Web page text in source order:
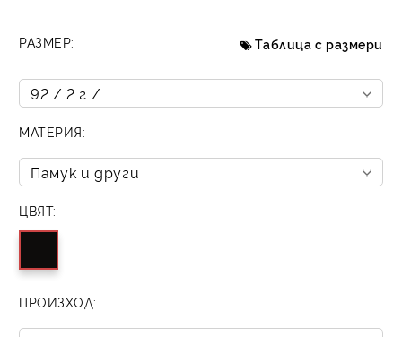
РАЗМЕР: Таблица с размери
МАТЕРИЯ:
ЦВЯТ:
ПРОИЗХОД: